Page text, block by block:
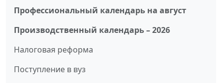
Профессиональный календарь на август
Производственный календарь – 2026
Налоговая реформа
Поступление в вуз